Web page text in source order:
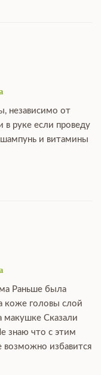
независимо от
в руке если проведу
и витамины
Раньше была
коже головы слой
макушке Сказали
знаю что с этим
возможно избавится